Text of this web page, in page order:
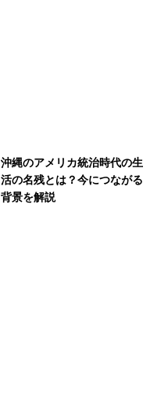
沖縄のアメリカ統治時代の生
活の名残とは？今につながる
背景を解説